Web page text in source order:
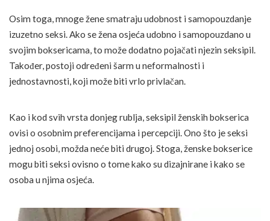
Osim toga, mnoge žene smatraju udobnost i samopouzdanje
izuzetno seksi. Ako se žena osjeća udobno i samopouzdano u
svojim boksericama, to može dodatno pojačati njezin seksipil.
Također, postoji određeni šarm u neformalnosti i
jednostavnosti, koji može biti vrlo privlačan.
Kao i kod svih vrsta donjeg rublja, seksipil ženskih bokserica
ovisi o osobnim preferencijama i percepciji. Ono što je seksi
jednoj osobi, možda neće biti drugoj. Stoga, ženske bokserice
mogu biti seksi ovisno o tome kako su dizajnirane i kako se
osoba u njima osjeća.